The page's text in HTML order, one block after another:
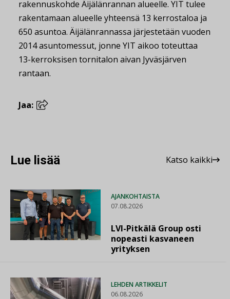
rakennuskohde Äijälänrannan alueelle. YIT tulee
rakentamaan alueelle yhteensä 13 kerrostaloa ja
650 asuntoa. Äijälänrannassa järjestetään vuoden
2014 asuntomessut, jonne YIT aikoo toteuttaa
13-kerroksisen tornitalon aivan Jyväsjärven
rantaan.
Jaa:
Lue lisää Katso kaikki
AJANKOHTAISTA
07.08.2026
LVI-Pitkälä Group osti
nopeasti kasvaneen
yrityksen
LEHDEN ARTIKKELIT
06.08.2026